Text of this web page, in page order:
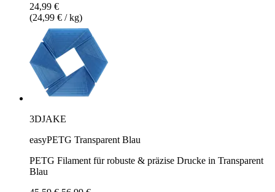
24,99 €
(24,99 € / kg)
3DJAKE
easyPETG Transparent Blau
PETG Filament für robuste & präzise Drucke in Transparent
Blau